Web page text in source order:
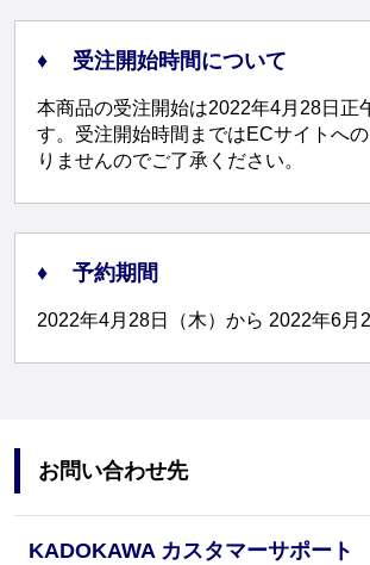
受注開始時間について
本商品の受注開始は2022年4月28日正
す。受注開始時間まではECサイトへ
りませんのでご了承ください。
予約期間
2022年4月28日（木）から 2022年6月
お問い合わせ先
KADOKAWA カスタマーサポート